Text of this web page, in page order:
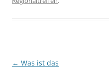
Beitragsnavigation
← Was ist das